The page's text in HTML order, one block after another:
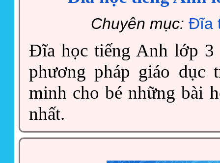
Chuyên mục:Đĩa
Đĩa học tiếng Anh lớp 3
phương pháp giáo dục
minh cho bé những bài
nhất.